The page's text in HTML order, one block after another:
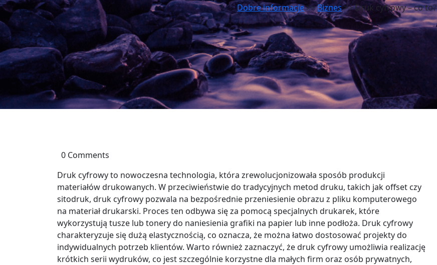
Dobre informacje>>Biznes>> Druk cyfrowy – co to?
0 Comments
Druk cyfrowy to nowoczesna technologia, która zrewolucjonizowała sposób produkcji
materiałów drukowanych. W przeciwieństwie do tradycyjnych metod druku, takich jak offset czy
sitodruk, druk cyfrowy pozwala na bezpośrednie przeniesienie obrazu z pliku komputerowego
na materiał drukarski. Proces ten odbywa się za pomocą specjalnych drukarek, które
wykorzystują tusze lub tonery do naniesienia grafiki na papier lub inne podłoża. Druk cyfrowy
charakteryzuje się dużą elastycznością, co oznacza, że można łatwo dostosować projekty do
indywidualnych potrzeb klientów. Warto również zaznaczyć, że druk cyfrowy umożliwia realizację
krótkich serii wydruków, co jest szczególnie korzystne dla małych firm oraz osób prywatnych,